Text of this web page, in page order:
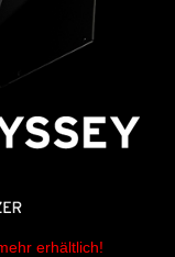
erhältlich!